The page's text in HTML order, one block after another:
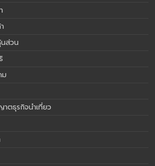
นส่วน
ม
ตธุรกิจนำเที่ยว